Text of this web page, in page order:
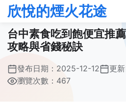
欣悅的煙火花途
台中素食吃到飽便宜推
攻略與省錢秘訣
發布日期： 2025-12-12 更新
瀏覽次數：467